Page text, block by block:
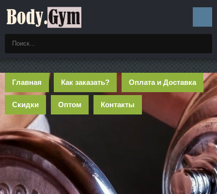
Главная Как заказать? Оплата и Доставка
Скидки Оптом Контакты